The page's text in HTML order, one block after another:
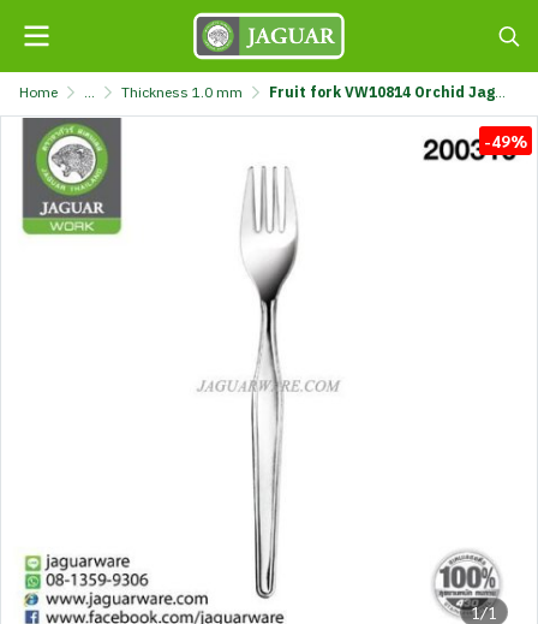
Home ... Thickness 1.0 mm Fruit fork VW10814 Orchid Jaguar Work @12 K708/14-1-F-JG
1/1
-49%